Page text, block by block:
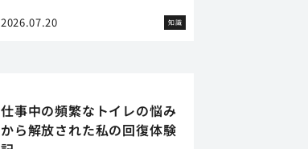
2026.07.20 知識
仕事中の頻繁なトイレの悩み
から解放された私の回復体験